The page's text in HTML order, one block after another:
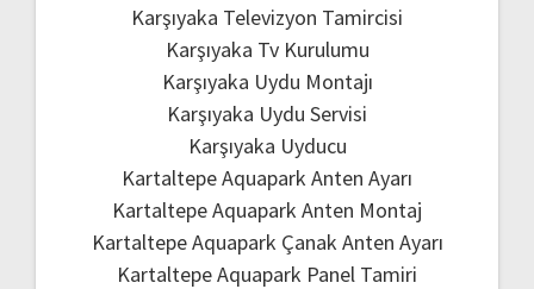
Karşıyaka Televizyon Tamircisi
Karşıyaka Tv Kurulumu
Karşıyaka Uydu Montajı
Karşıyaka Uydu Servisi
Karşıyaka Uyducu
Kartaltepe Aquapark Anten Ayarı
Kartaltepe Aquapark Anten Montaj
Kartaltepe Aquapark Çanak Anten Ayarı
Kartaltepe Aquapark Panel Tamiri